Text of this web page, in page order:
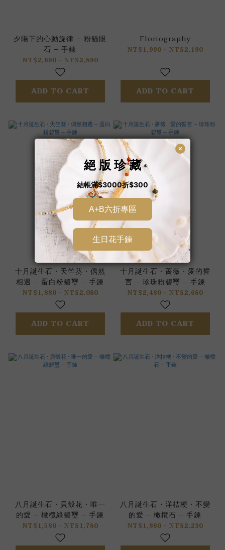
夕陽下的心動旋律 – 粉貓眼
石 – 手鍊
NT$2,690 ~ NT$2,890
ADD TO CART
Floriography
NT$1,990 ~ NT$2,190
ADD TO CART
十月誕生石 • 天竺葵 • 偶然
相遇 – 蛋白粉碧璽 – 手鍊
NT$1,880 ~ NT$2,080
ADD TO CART
十月誕生石 • 薔薇 • 愛的誓
言 – 珍珠粉碧璽 – 手鍊
NT$2,480 ~ NT$2,680
ADD TO CART
八月誕生石 • 貝殼花 • 唯一
的愛 – 橄欖綠碧璽 – 手鍊
NT$1,580 ~ NT$1,780
八月誕生石 • 洋桔梗 • 不變
的愛 – 橄欖石 – 手鍊
NT$1,880 ~ NT$2,230